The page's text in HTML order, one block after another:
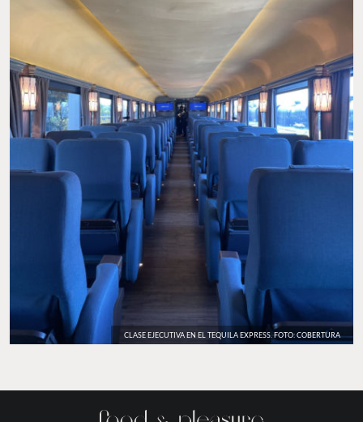
CLASE EJECUTIVA EN EL TEQUILA EXPRESS. FOTO: COBERTURA